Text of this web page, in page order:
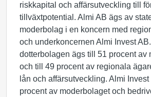
riskkapital och affärsutveckling till
tillväxtpotential. Almi AB ägs av
moderbolag i en koncern med
och underkoncernen Almi Invest
dotterbolagen ägs till 51 procent av
och till 49 procent av regionala
lån och affärsutveckling. Almi
procent av moderbolaget och